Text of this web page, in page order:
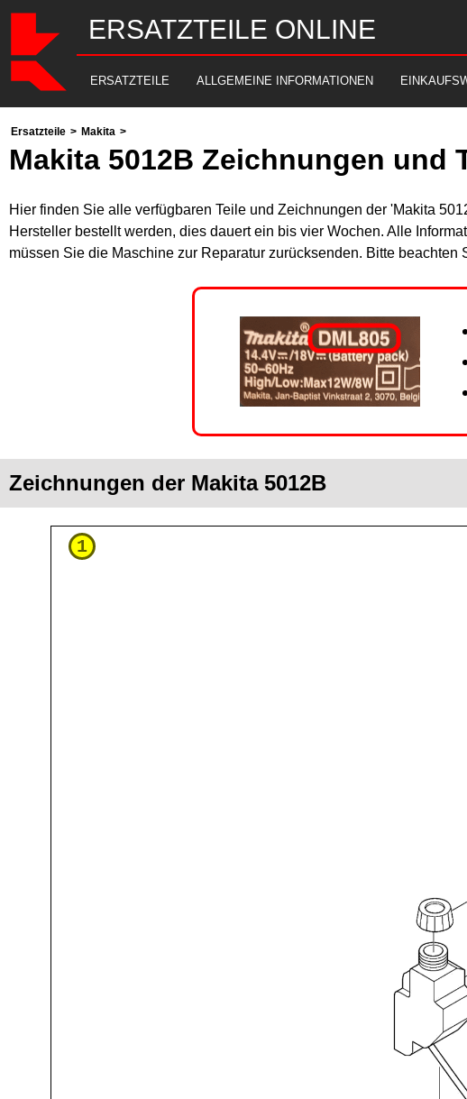
ERSATZTEILE ONLINE
ERSATZTEILE ALLGEMEINE INFORMATIONEN
Ersatzteile > Makita >
Makita 5012B Zeichnungen und
Hier finden Sie alle verfügbaren Teile und Zeichnungen der 'Makita
Hersteller bestellt werden, dies dauert ein bis vier Wochen. Alle
müssen Sie die Maschine zur Reparatur zurücksenden. Bitte beachten
Zeichnungen der Makita 5012B
1